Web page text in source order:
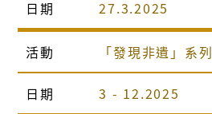
日期 27.3.2025
活動 「發現非遺」系列
日期 3 - 12.2025